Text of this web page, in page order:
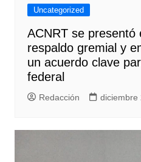
Uncategorized
ACNRT se presentó
respaldo gremial y
un acuerdo clave
federal
Redacción diciembre